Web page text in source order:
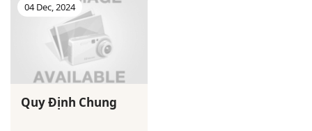
04 Dec, 2024
Quy Định Chung